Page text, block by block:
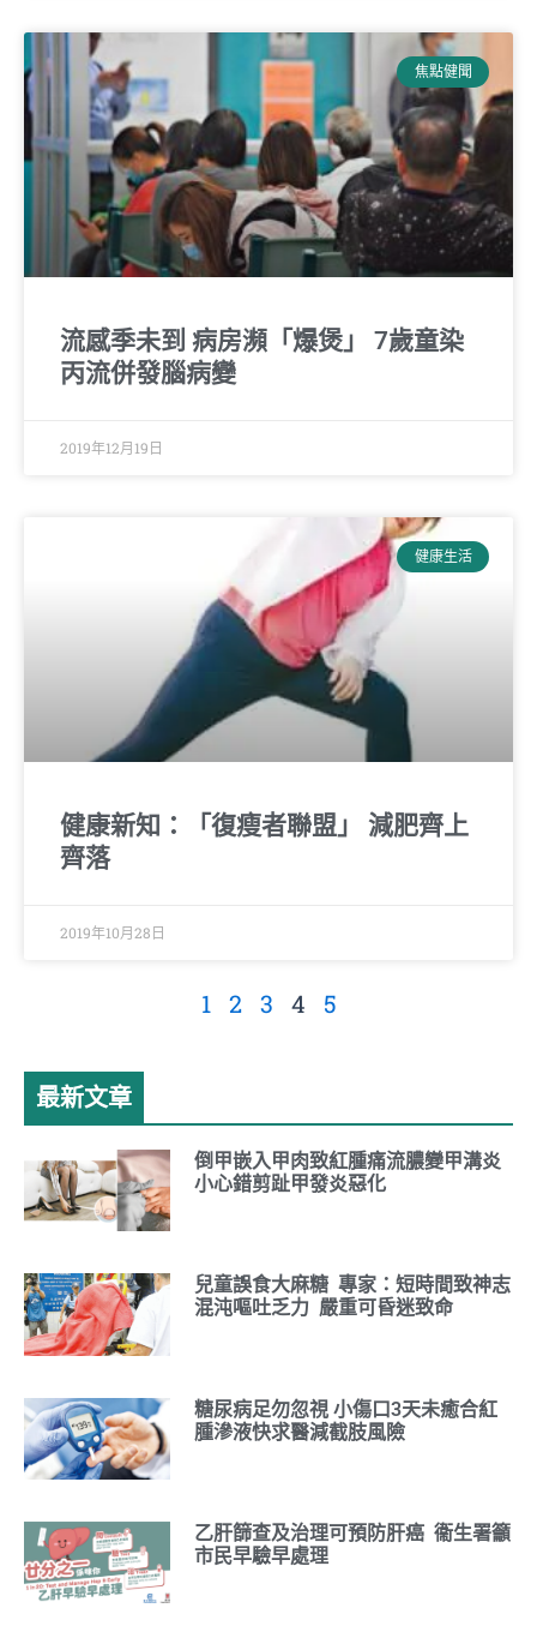
焦點健聞
流感季未到 病房瀕「爆煲」 7歲童染
丙流併發腦病變
2019年12月19日
健康生活
健康新知：「復瘦者聯盟」 減肥齊上
齊落
2019年10月28日
1 2 3 4 5
最新文章
倒甲嵌入甲肉致紅腫痛流膿變甲溝炎
小心錯剪趾甲發炎惡化
兒童誤食大麻糖 專家：短時間致神志
混沌嘔吐乏力 嚴重可昏迷致命
糖尿病足勿忽視 小傷口3天未癒合紅
腫滲液快求醫減截肢風險
乙肝篩查及治理可預防肝癌 衞生署籲
市民早驗早處理